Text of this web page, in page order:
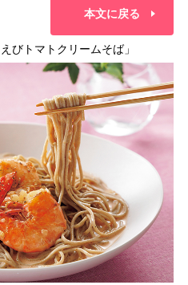
本文に戻る
びトマトクリームそば」